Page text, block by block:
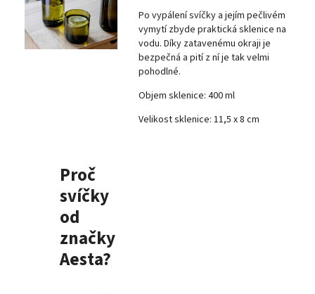
Po vypálení svíčky a jejím pečlivém
vymytí zbyde praktická sklenice na
vodu. Díky zatavenému okraji je
bezpečná a pití z ní je tak velmi
pohodlné.
Objem sklenice: 400 ml
Velikost sklenice: 11,5 x 8 cm
Proč
svíčky
od
značky
Aesta?